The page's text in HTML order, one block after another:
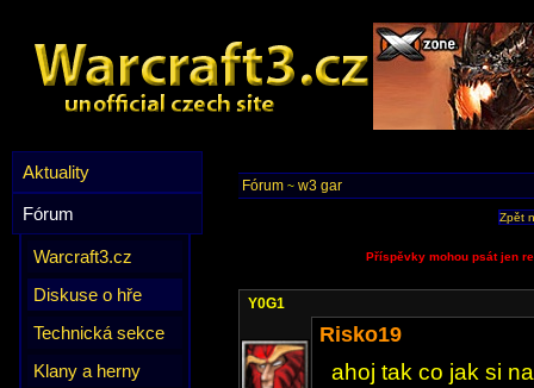
Aktuality
Fórum
Warcraft3.cz
Diskuse o hře
Technická sekce
Klany a herny
Fórum ~ w3 gar
Zpět
Příspěvky mohou psát jen
Y0G1
Risko19
ahoj tak co jak si